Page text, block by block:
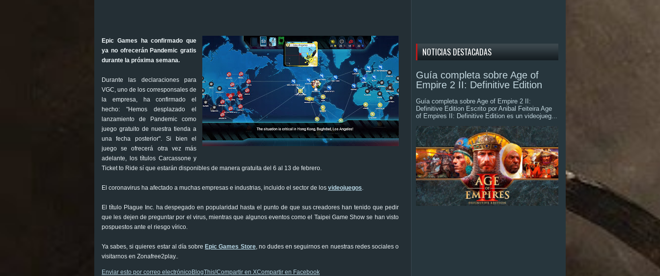
Epic Games ha confirmado que
ya no ofrecerán Pandemic gratis
durante la próxima semana.
Durante las declaraciones para
VGC, uno de los corresponsales de
la empresa, ha confirmado el
hecho: "Hemos desplazado el
lanzamiento de Pandemic como
juego gratuito de nuestra tienda a
una fecha posterior". Si bien el
juego se ofrecerá otra vez más
adelante, los títulos Carcassone y
Ticket to Ride sí que estarán disponibles de manera gratuita del 6 al 13 de febrero.
El coronavirus ha afectado a muchas empresas e industrias, incluido el sector de los videojuegos
El título Plague Inc. ha despegado en popularidad hasta el punto de que sus creadores han tenido que pedir
que les dejen de preguntar por el virus, mientras que algunos eventos como el Taipei Game Show se han visto
pospuestos ante el riesgo vírico.
Ya sabes, si quieres estar al día sobreEpic Games Store, no dudes en seguirnos en nuestras redes sociales o
visitarnos en Zonafree2play..
Enviar esto por correo electrónicoBlogThis!Compartir en XCompartir en Facebook
NOTICIAS DESTACADAS
Guía completa sobre Age of
Empire 2 II: Definitive Edition
Guía completa sobre Age of Empire 2 II:
Definitive Edition Escrito por Anibal Feiteira Age
of Empires II: Definitive Edition es un videojueg...